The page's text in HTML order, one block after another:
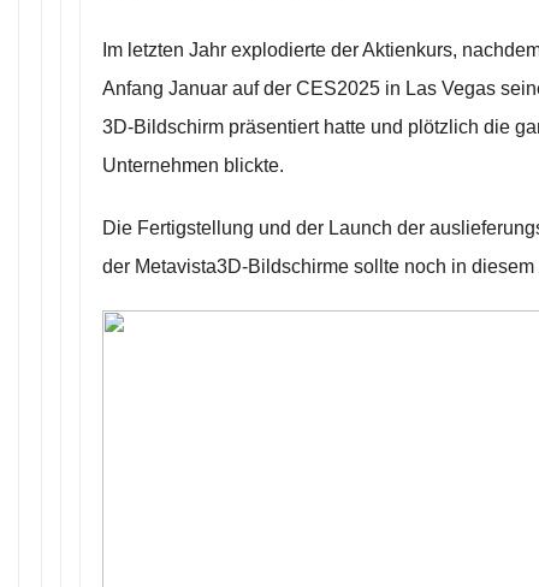
Im letzten Jahr explodierte der Aktienkurs,
Anfang Januar auf der CES2025 in Las Vegas
3D-Bildschirm präsentiert hatte und plötzlich die
Unternehmen blickte.
Die Fertigstellung und der Launch der
der Metavista3D-Bildschirme sollte noch in diesem